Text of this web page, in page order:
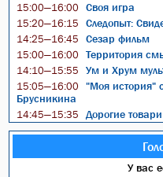
15:00—16:00 Своя игра
15:20—16:15 Следопыт:
14:25—16:45 Сезар фильм
15:00—16:00 Территория
14:10—15:55 Ум и Хрум
15:05—16:00
"Моя история"
Брусникина
14:45—15:35 Дорогие
У вас